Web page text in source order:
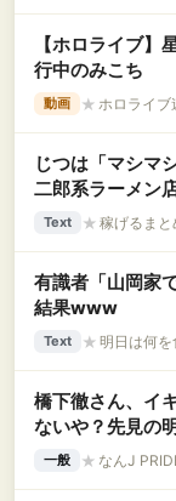
【ホロライブ
行中のみこち
動画 ★ ホロライ
じつは「マシマ
二郎系ラーメン
消費量】
Text ★ 稼げるま
有識者「山岡家
結果www
Text ★ 明日は何
橋下徹さん、イ
ないや？先見の
一般 ★ なんJ